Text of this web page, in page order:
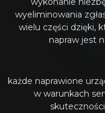
wyeliminowania
wielu części dzięki,
napraw jest
każde naprawione
w warunkach